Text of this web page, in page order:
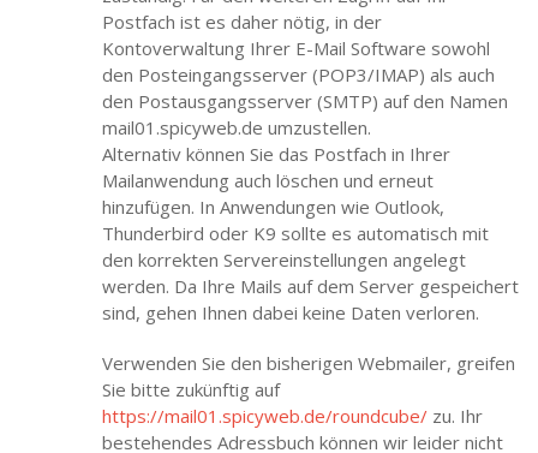
Postfach ist es daher nötig, in der
Kontoverwaltung Ihrer E-Mail Software sowohl
den Posteingangsserver (POP3/IMAP) als auch
den Postausgangsserver (SMTP) auf den Namen
mail01.spicyweb.de umzustellen.
Alternativ können Sie das Postfach in Ihrer
Mailanwendung auch löschen und erneut
hinzufügen. In Anwendungen wie Outlook,
Thunderbird oder K9 sollte es automatisch mit
den korrekten Servereinstellungen angelegt
werden. Da Ihre Mails auf dem Server gespeichert
sind, gehen Ihnen dabei keine Daten verloren.
Verwenden Sie den bisherigen Webmailer, greifen
Sie bitte zukünftig auf
https://mail01.spicyweb.de/roundcube/ zu. Ihr
bestehendes Adressbuch können wir leider nicht